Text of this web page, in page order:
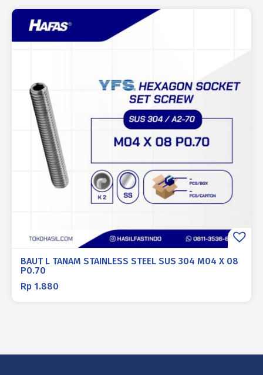
BAUT L TANAM STAINLESS STEEL SUS 304 M04 X 08
P0.70
Rp 1.880